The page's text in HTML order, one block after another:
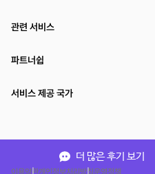
더 많은 후기 보기
관련 서비스
파트너쉽
서비스 제공 국가
이용약관개인정보처리방침운영정책